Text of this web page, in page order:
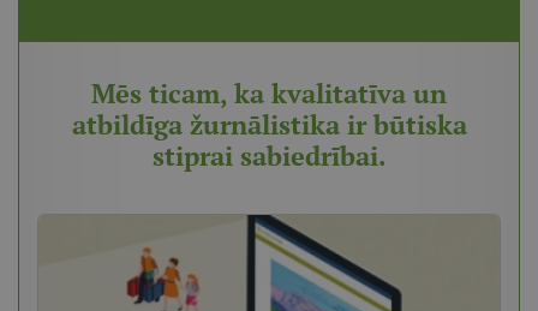
Mēs ticam, ka kvalitatīva un
atbildīga žurnālistika ir būtiska
stiprai sabiedrībai.